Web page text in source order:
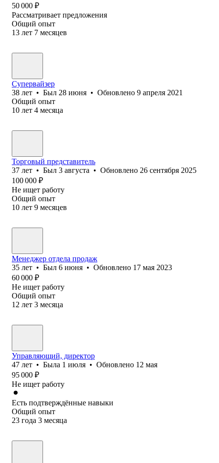
50 000 ₽
Рассматривает предложения
Общий опыт
13 лет 7 месяцев
Супервайзер
38 лет • Был 28 июня • Обновлено 9 апреля 2021
Общий опыт
10 лет 4 месяца
Торговый представитель
37 лет • Был 3 августа • Обновлено 26 сентября 2025
100 000 ₽
Не ищет работу
Общий опыт
10 лет 9 месяцев
Менеджер отдела продаж
35 лет • Был 6 июня • Обновлено 17 мая 2023
60 000 ₽
Не ищет работу
Общий опыт
12 лет 3 месяца
Управляющий, директор
47 лет • Была 1 июля • Обновлено 12 мая
95 000 ₽
Не ищет работу
Есть подтверждённые навыки
Общий опыт
23 года 3 месяца